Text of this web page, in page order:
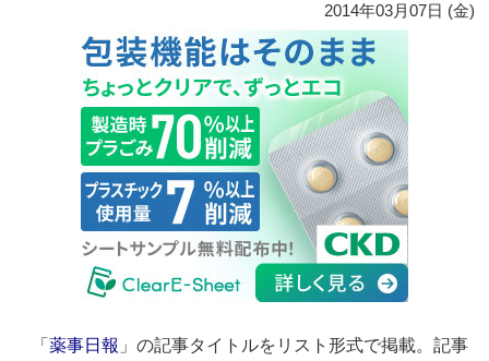
2014年03月07日 (金)
「薬事日報 」の記事タイトルをリスト形式で掲載。記事